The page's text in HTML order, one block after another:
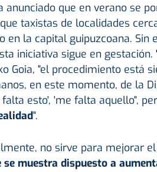
anunciado que en verano se
taxistas de localidades
en la capital guipuzcoana. Sin
iniciativa sigue en gestación.
Goia, "el procedimiento está
en este momento, de la
esto', 'me falta aquello",
".
no sirve para mejorar
muestra dispuesto a